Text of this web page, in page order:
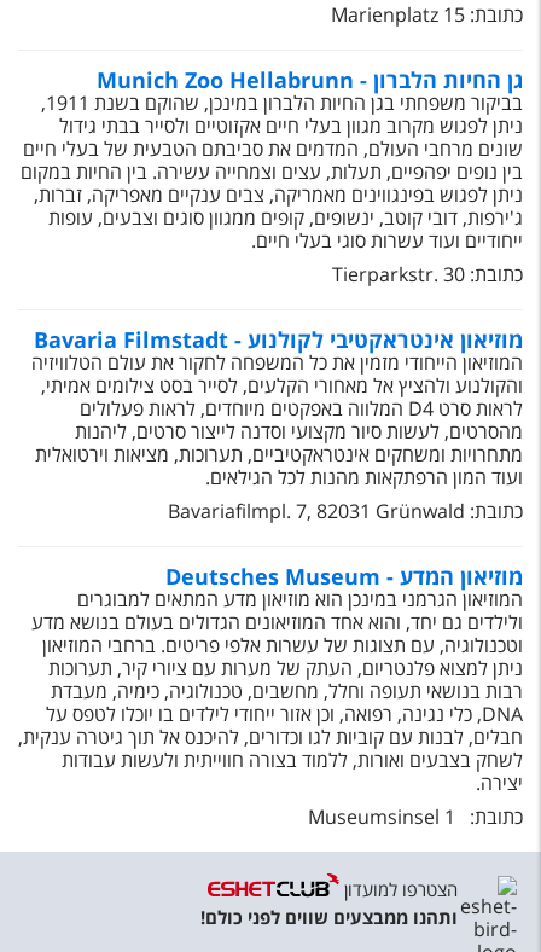
קרוז
מגזין אשת
שירות לקוחות
טופס צור קשר
תקנון
נגישות
עקבו אחרינו
כתובת: Marienplatz 15
גן החיות הלברון - Munich Zoo Hellabrunn
בביקור משפחתי בגן החיות הלברון במינכן, שהוקם בשנת 1911,
ניתן לפגוש מקרוב מגוון בעלי חיים אקזוטיים ולסייר בבתי גידול
שונים מרחבי העולם, המדמים את סביבתם הטבעית של בעלי חיים
בין נופים יפהפיים, תעלות, עצים וצמחייה עשירה. בין החיות במקום
ניתן לפגוש בפינגווינים מאמריקה, צבים ענקיים מאפריקה, זברות,
ג'ירפות, דובי קוטב, ינשופים, קופים ממגוון סוגים וצבעים, עופות
ייחודיים ועוד עשרות סוגי בעלי חיים.
כתובת: Tierparkstr. 30
מוזיאון אינטראקטיבי לקולנוע - Bavaria Filmstadt
המוזיאון הייחודי מזמין את כל המשפחה לחקור את עולם הטלוויזיה
והקולנוע ולהציץ אל מאחורי הקלעים, לסייר בסט צילומים אמיתי,
לראות סרט D4 המלווה באפקטים מיוחדים, לראות פעלולים
מהסרטים, לעשות סיור מקצועי וסדנה לייצור סרטים, ליהנות
מתחרויות ומשחקים אינטראקטיביים, תערוכות, מציאות וירטואלית
ועוד המון הרפתקאות מהנות לכל הגילאים.
כתובת: Bavariafilmpl. 7, 82031 Grünwald
מוזיאון המדע - Deutsches Museum
המוזיאון הגרמני במינכן הוא מוזיאון מדע המתאים למבוגרים
ולילדים גם יחד, והוא אחד המוזיאונים הגדולים בעולם בנושא מדע
וטכנולוגיה, עם תצוגות של עשרות אלפי פריטים. ברחבי המוזיאון
ניתן למצוא פלנטריום, העתק של מערות עם ציורי קיר, תערוכות
רבות בנושאי תעופה וחלל, מחשבים, טכנולוגיה, כימיה, מעבדת
DNA, כלי נגינה, רפואה, וכן אזור ייחודי לילדים בו יוכלו לטפס על
חבלים, לבנות עם קוביות לגו וכדורים, להיכנס אל תוך גיטרה ענקית,
לשחק בצבעים ואורות, ללמוד בצורה חווייתית ולעשות עבודות
יצירה.
כתובת: Museumsinsel 1
הצטרפו למועדון
ותהנו ממבצעים שווים לפני כולם!